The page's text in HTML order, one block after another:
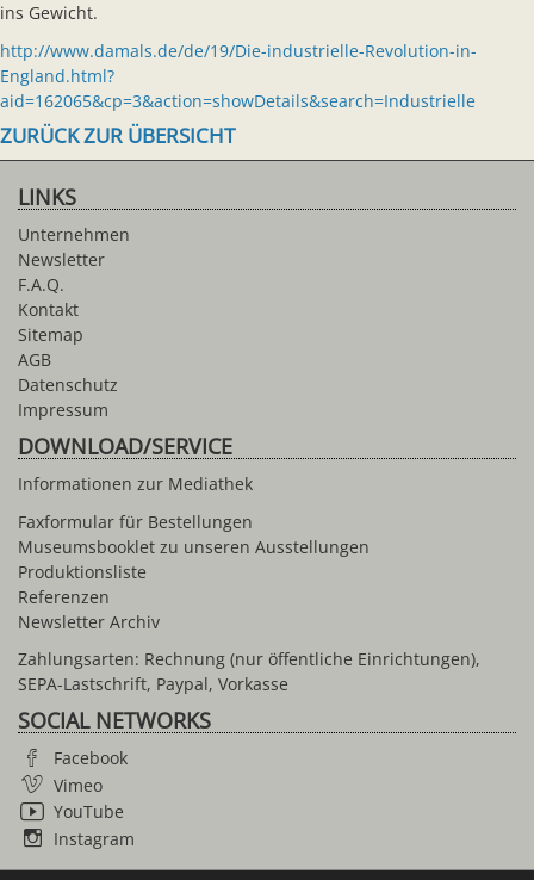
ins Gewicht.
http://www.damals.de/de/19/Die-industrielle-Revolution-in-
England.html?
aid=162065&cp=3&action=showDetails&search=Industrielle
ZURÜCK ZUR ÜBERSICHT
LINKS
Unternehmen
Newsletter
F.A.Q.
Kontakt
Sitemap
AGB
Datenschutz
Impressum
DOWNLOAD/SERVICE
Informationen zur Mediathek
Faxformular für Bestellungen
Museumsbooklet zu unseren Ausstellungen
Produktionsliste
Referenzen
Newsletter Archiv
Zahlungsarten: Rechnung (nur öffentliche Einrichtungen),
SEPA-Lastschrift, Paypal, Vorkasse
SOCIAL NETWORKS
Facebook
Vimeo
YouTube
Instagram